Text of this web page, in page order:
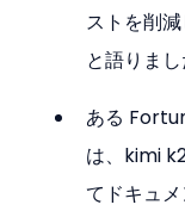
ストを削
と語りまし
ある
は、kimi
てドキュ